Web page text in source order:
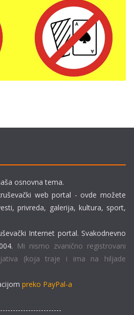
osnovna tema.
web portal - ovde možete
privreda, galerija, kultura, sport,
Internet portal. Svakodnevno
Mi nismo zvanično registrovani
(koja traje i ima na hiljade
preko PayPal-a